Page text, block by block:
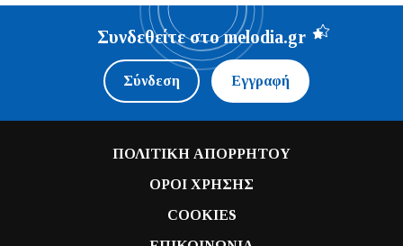
Συνδεθείτε στο melodia.gr
Σύνδεση Εγγραφή
ΠΟΛΙΤΙΚΗ ΑΠΟΡΡΗΤΟΥ
ΟΡΟΙ ΧΡΗΣΗΣ
COOKIES